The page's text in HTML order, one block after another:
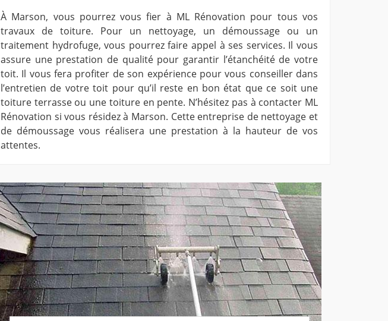
À Marson, vous pourrez vous fier à ML Rénovation pour tous vos
travaux de toiture. Pour un nettoyage, un démoussage ou un
traitement hydrofuge, vous pourrez faire appel à ses services. Il vous
assure une prestation de qualité pour garantir l’étanchéité de votre
toit. Il vous fera profiter de son expérience pour vous conseiller dans
l’entretien de votre toit pour qu’il reste en bon état que ce soit une
toiture terrasse ou une toiture en pente. N’hésitez pas à contacter ML
Rénovation si vous résidez à Marson. Cette entreprise de nettoyage et
de démoussage vous réalisera une prestation à la hauteur de vos
attentes.